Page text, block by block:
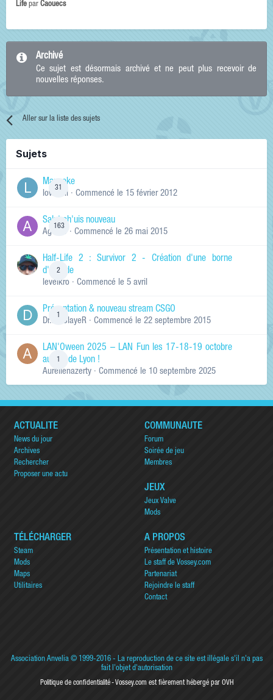
Life par Caouecs
Archivé
Ce sujet est désormais archivé et ne peut plus recevoir de
nouvelles réponses.
Aller sur la liste des sujets
Sujets
31
Manneke
lowskill · Commencé le 15 février 2012
163
Salut ch'uis nouveau
Ag0Nie · Commencé le 26 mai 2015
2
Half-Life 2 : Survivor 2 - Création d'une borne
d'arcade
levelkro · Commencé le 5 avril
Présentation & nouveau stream CSGO
Dr.KinSlayeR · Commencé le 22 septembre 2015
LAN'Oween 2025 – LAN Fun les 17-18-19 octobre
au sud de Lyon !
Aurelienazerty · Commencé le 10 septembre 2025
ACTUALITÉ
News du jour
Archives
Rechercher
Proposer une actu
COMMUNAUTÉ
Forum
Soirée de jeu
Membres
JEUX
Jeux Valve
Mods
TÉLÉCHARGER
Steam
Mods
Maps
Utilitaires
A PROPOS
Présentation et histoire
Le staff de Vossey.com
Partenariat
Rejoindre le staff
Contact
Association Anvelia© 1999-2016 - La reproduction de ce site est illégale s'il n'a pas
fait l'objet d'autorisation
Politique de confidentialité Vossey.com est fièrement hébergé par OVH